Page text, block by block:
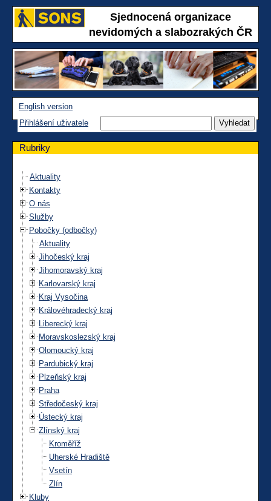
Sjednocená organizace
nevidomých a slabozrakých ČR
English version
Přihlášení uživatele
Rubriky
Aktuality
Kontakty
O nás
Služby
Pobočky (odbočky)
Aktuality
Jihočeský kraj
Jihomoravský kraj
Karlovarský kraj
Kraj Vysočina
Královéhradecký kraj
Liberecký kraj
Moravskoslezský kraj
Olomoucký kraj
Pardubický kraj
Plzeňský kraj
Praha
Středočeský kraj
Ústecký kraj
Zlínský kraj
Kroměříž
Uherské Hradiště
Vsetín
Zlín
Kluby